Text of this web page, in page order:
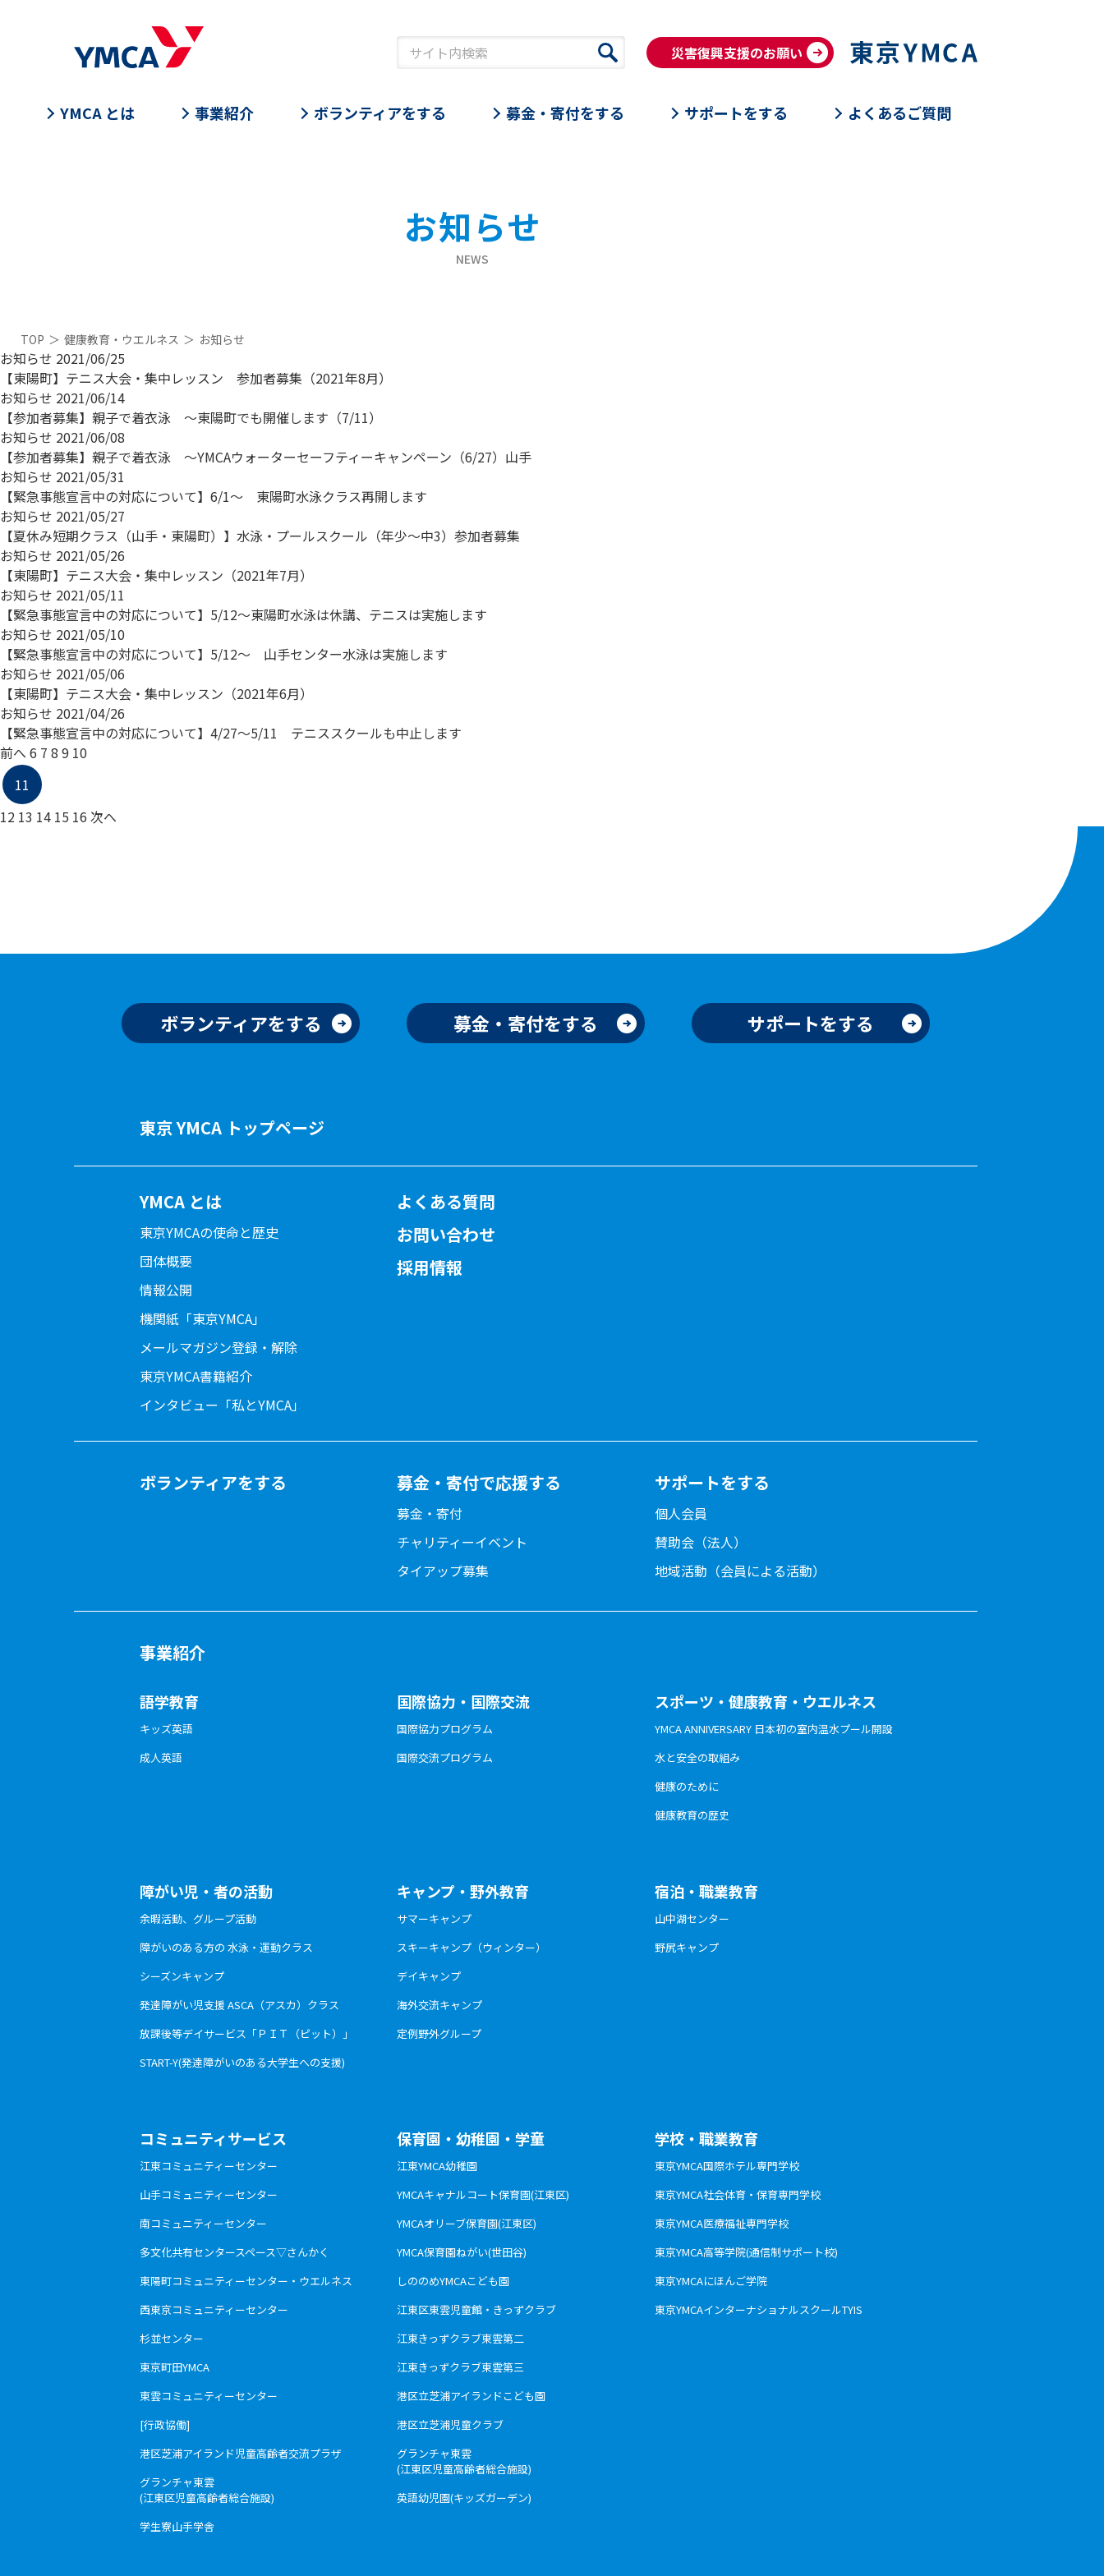
災害復興支援のお願い
YMCA とは 事業紹介 ボランティアをする 募金・寄付をする サポートをする よくあるご質問
お知らせ
NEWS
TOP ＞ 健康教育・ウエルネス ＞ お知らせ
お知らせ 2021/06/25
【東陽町】テニス大会・集中レッスン 参加者募集（2021年8月）
お知らせ 2021/06/14
【参加者募集】親子で着衣泳 ～東陽町でも開催します（7/11）
お知らせ 2021/06/08
【参加者募集】親子で着衣泳 ～YMCAウォーターセーフティーキャンペーン（6/27）山手
お知らせ 2021/05/31
【緊急事態宣言中の対応について】6/1～ 東陽町水泳クラス再開します
お知らせ 2021/05/27
【夏休み短期クラス（山手・東陽町）】水泳・プールスクール（年少～中3）参加者募集
お知らせ 2021/05/26
【東陽町】テニス大会・集中レッスン（2021年7月）
お知らせ 2021/05/11
【緊急事態宣言中の対応について】5/12～東陽町水泳は休講、テニスは実施します
お知らせ 2021/05/10
【緊急事態宣言中の対応について】5/12～ 山手センター水泳は実施します
お知らせ 2021/05/06
【東陽町】テニス大会・集中レッスン（2021年6月）
お知らせ 2021/04/26
【緊急事態宣言中の対応について】4/27～5/11 テニススクールも中止します
前へ 6 7 8 9 10
11
12 13 14 15 16 次へ
ボランティアをする 募金・寄付をする サポートをする
東京 YMCA トップページ
YMCA とは
東京YMCAの使命と歴史
団体概要
情報公開
機関紙「東京YMCA」
メールマガジン登録・解除
東京YMCA書籍紹介
インタビュー「私とYMCA」
よくある質問
お問い合わせ
採用情報
ボランティアをする 募金・寄付で応援する
募金・寄付
チャリティーイベント
タイアップ募集
サポートをする
個人会員
賛助会（法人）
地域活動（会員による活動）
事業紹介
語学教育
キッズ英語
成人英語
国際協力・国際交流
国際協力プログラム
国際交流プログラム
スポーツ・健康教育・ウエルネス
YMCA ANNIVERSARY 日本初の室内温水プール開設
水と安全の取組み
健康のために
健康教育の歴史
障がい児・者の活動
余暇活動、グループ活動
障がいのある方の 水泳・運動クラス
シーズンキャンプ
発達障がい児支援 ASCA（アスカ）クラス
放課後等デイサービス「ＰＩＴ（ピット）」
START-Y(発達障がいのある大学生への支援)
キャンプ・野外教育
サマーキャンプ
スキーキャンプ（ウィンター）
デイキャンプ
海外交流キャンプ
定例野外グループ
宿泊・職業教育
山中湖センター
野尻キャンプ
コミュニティサービス
江東コミュニティーセンター
山手コミュニティーセンター
南コミュニティーセンター
多文化共有センタースペース▽さんかく
東陽町コミュニティーセンター・ウエルネス
西東京コミュニティーセンター
杉並センター
東京町田YMCA
東雲コミュニティーセンター
[行政協働]
港区芝浦アイランド児童高齢者交流プラザ
グランチャ東雲
(江東区児童高齢者総合施設)
学生寮山手学舎
保育園・幼稚園・学童
江東YMCA幼稚園
YMCAキャナルコート保育園(江東区)
YMCAオリーブ保育園(江東区)
YMCA保育園ねがい(世田谷)
しののめYMCAこども園
江東区東雲児童館・きっずクラブ
江東きっずクラブ東雲第二
江東きっずクラブ東雲第三
港区立芝浦アイランドこども園
港区立芝浦児童クラブ
グランチャ東雲
(江東区児童高齢者総合施設)
英語幼児園(キッズガーデン)
学校・職業教育
東京YMCA国際ホテル専門学校
東京YMCA社会体育・保育専門学校
東京YMCA医療福祉専門学校
東京YMCA高等学院(通信制サポート校)
東京YMCAにほんご学院
東京YMCAインターナショナルスクールTYIS